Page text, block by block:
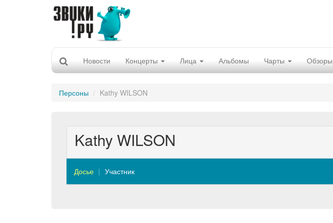
Новости Концерты Лица Альбомы Чарты Обзоры
Персоны Kathy WILSON
Kathy WILSON
Досье Участник